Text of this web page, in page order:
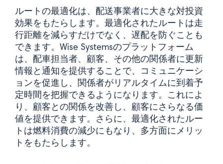
ルートの最適化は、配送事業者に大きな対投資
効果をもたらします。最適化されたルートは走
行距離を減らすだけでなく、遅配を防ぐことも
できます。Wise Systemsのプラットフォーム
は、配車担当者、顧客、その他の関係者に更新
情報と通知を提供することで、コミュニケーシ
ョンを促進し、関係者がリアルタイムに到着予
定時間を把握できるようになります。これによ
り、顧客との関係を改善し、顧客にさらなる価
値を提供できます。さらに、最適化されたルー
トは燃料消費の減少にもなり、多方面にメリッ
トをもたらします。